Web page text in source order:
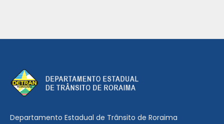
Departamento Estadual de Trânsito de Roraima